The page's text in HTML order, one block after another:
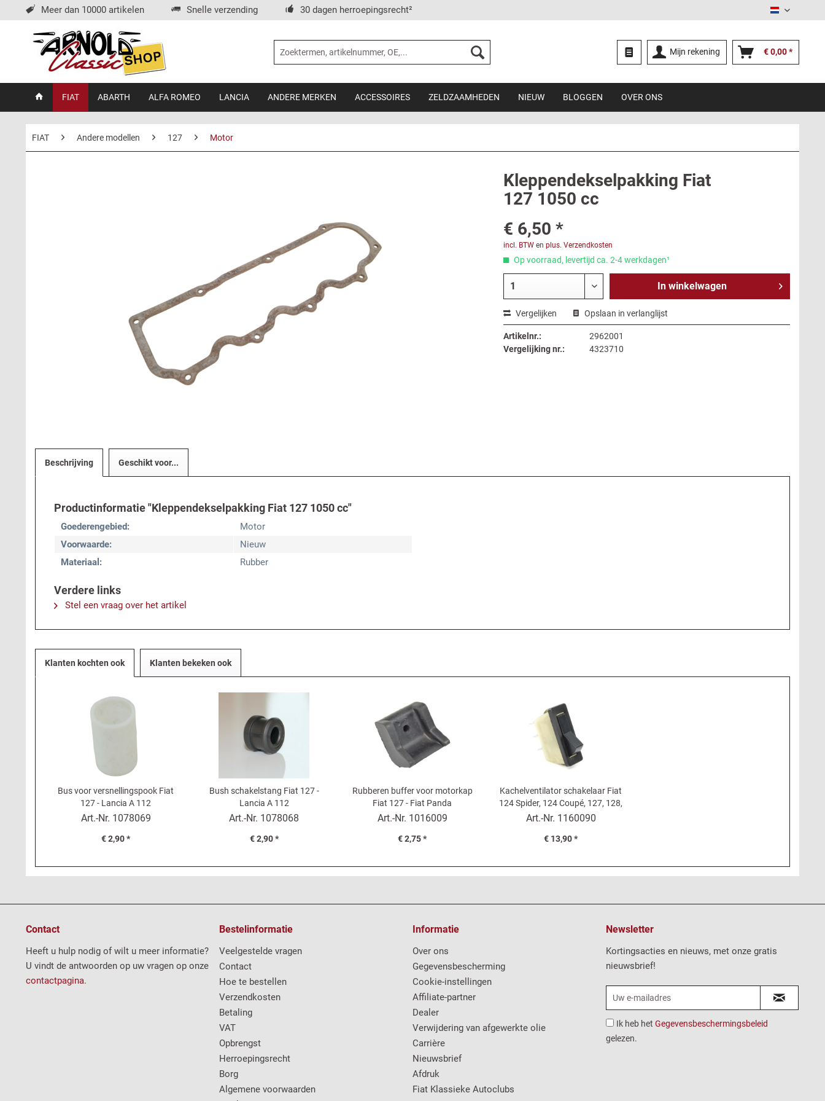
Meer dan 10000 artikelen Snelle verzending 30 dagen herroepingsrecht² Nederlands
Mijn rekening € 0,00 *
FIAT ABARTH ALFA ROMEO LANCIA ANDERE MERKEN ACCESSOIRES ZELDZAAMHEDEN NIEUW BLOGGEN OVER ONS
FIAT Andere modellen 127 Motor
Kleppendekselpakking Fiat
127 1050 cc
€ 6,50 *
incl. BTWen plus. Verzendkosten
Op voorraad, levertijd ca. 2-4 werkdagen¹
In winkelwagen
Vergelijken Opslaan in verlanglijst
Artikelnr.:
2962001
Vergelijking nr.:
4323710
Beschrijving Geschikt voor...
Productinformatie "Kleppendekselpakking Fiat 127 1050 cc"
Goederengebied:
Motor
Voorwaarde:
Nieuw
Materiaal:
Rubber
Verdere links
Stel een vraag over het artikel
Klanten kochten ook Klanten bekeken ook
Bus voor versnellingspook Fiat
127 - Lancia A 112
Art.-Nr. 1078069
€ 2,90 *
Bush schakelstang Fiat 127 -
Lancia A 112
Art.-Nr. 1078068
€ 2,90 *
Rubberen buffer voor motorkap
Fiat 127 - Fiat Panda
Art.-Nr. 1016009
€ 2,75 *
Kachelventilator schakelaar Fiat
124 Spider, 124 Coupé, 127, 128,
238, 850, Dino Spider - zwart
Art.-Nr. 1160090
€ 13,90 *
Contact
Heeft u hulp nodig of wilt u meer informatie?
U vindt de antwoorden op uw vragen op onze
contactpagina.
Bestelinformatie
Veelgestelde vragen
Contact
Hoe te bestellen
Verzendkosten
Betaling
VAT
Opbrengst
Herroepingsrecht
Borg
Algemene voorwaarden
Informatie
Over ons
Gegevensbescherming
Cookie-instellingen
Affiliate-partner
Dealer
Verwijdering van afgewerkte olie
Carrière
Nieuwsbrief
Afdruk
Fiat Klassieke Autoclubs
Newsletter
Kortingsacties en nieuws, met onze gratis
nieuwsbrief!
Ik heb het Gegevensbeschermingsbeleid
gelezen.